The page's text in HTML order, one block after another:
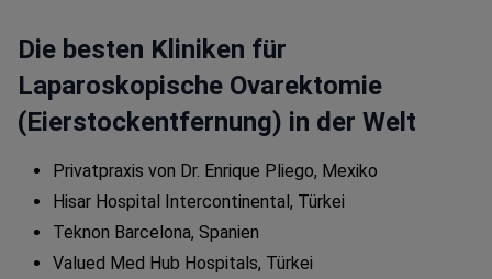
Die besten Kliniken für
Laparoskopische Ovarektomie
(Eierstockentfernung) in der Welt
Privatpraxis von Dr. Enrique Pliego, Mexiko
Hisar Hospital Intercontinental, Türkei
Teknon Barcelona, Spanien
Valued Med Hub Hospitals, Türkei